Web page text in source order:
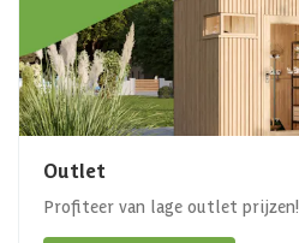
Outlet
Profiteer van lage outlet prijzen!